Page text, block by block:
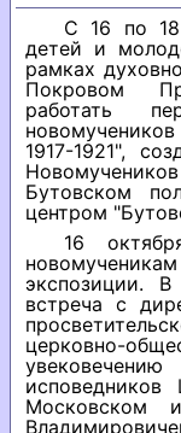
С 16 по 18
детей и
рамках
Покровом
работать
новомучеников
1917-1921",
Бутовском
центром
16
экспозиции.
встреча с
церковно-
Московском